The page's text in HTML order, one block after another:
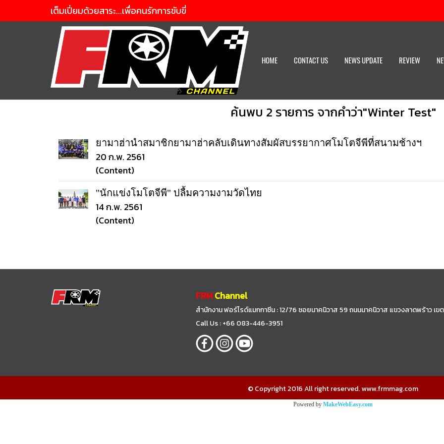
เต็มเปี่ยมด้วยสาระ...เพื่อคนรักการขับขี่
HOME CONTACT US NEWS UPDATE REVIEW
ค้นพบ 2 รายการ จากคำว่า"Winter Test"
ยามาฮ่านำสมาชิกยามาฮ่าคลับเดินทางสัมผัสบรรยากาศโมโตจีพีที่สนามช้างฯ
20 ก.พ. 2561
(Content)
"นักแข่งโมโตจีพี" ปลื้มความงามวัดไทย
14 ก.พ. 2561
(Content)
FRM Channel
สำนักงาน ฟอร์ไรด์แมกกาซีน : 12/76 ซอยนาคนิวาส 59ถนนนาคนิวาส แขวงลาดพร้าว เข
Call Us : +66 083-446-3951
© Copyright 2016 All right reserved. www.frmmag.com
Powered by MakeWebEasy.com